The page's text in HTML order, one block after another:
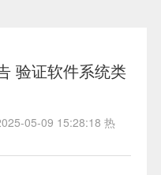
验证软件系统类
05-09 15:28:18 热